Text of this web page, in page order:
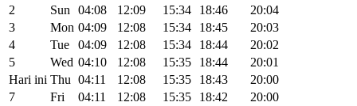
2
Sun 04:08 12:09 15:34 18:46
20:04
3
Mon 04:09 12:08 15:34 18:45
20:03
4
Tue 04:09 12:08 15:34 18:44
20:02
5
Wed 04:10 12:08 15:35 18:44
20:01
Hari ini Thu 04:11 12:08 15:35 18:43
20:00
7
Fri 04:11 12:08 15:35 18:42
20:00